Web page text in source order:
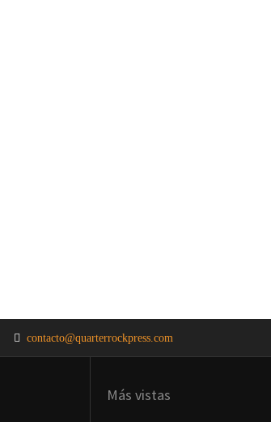
contacto@quarterrockpress.com
Más vistas